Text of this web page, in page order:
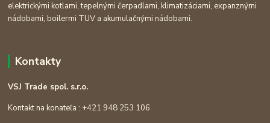
elektrickými kotlami, tepelnými čerpadlami, klimatizáciami, expanznými
nádobami, boilermi TUV a akumulačnými nádobami.
Kontakty
VSJ Trade spol. s.r.o.
Kontakt na konateľa : +421 948 253 106